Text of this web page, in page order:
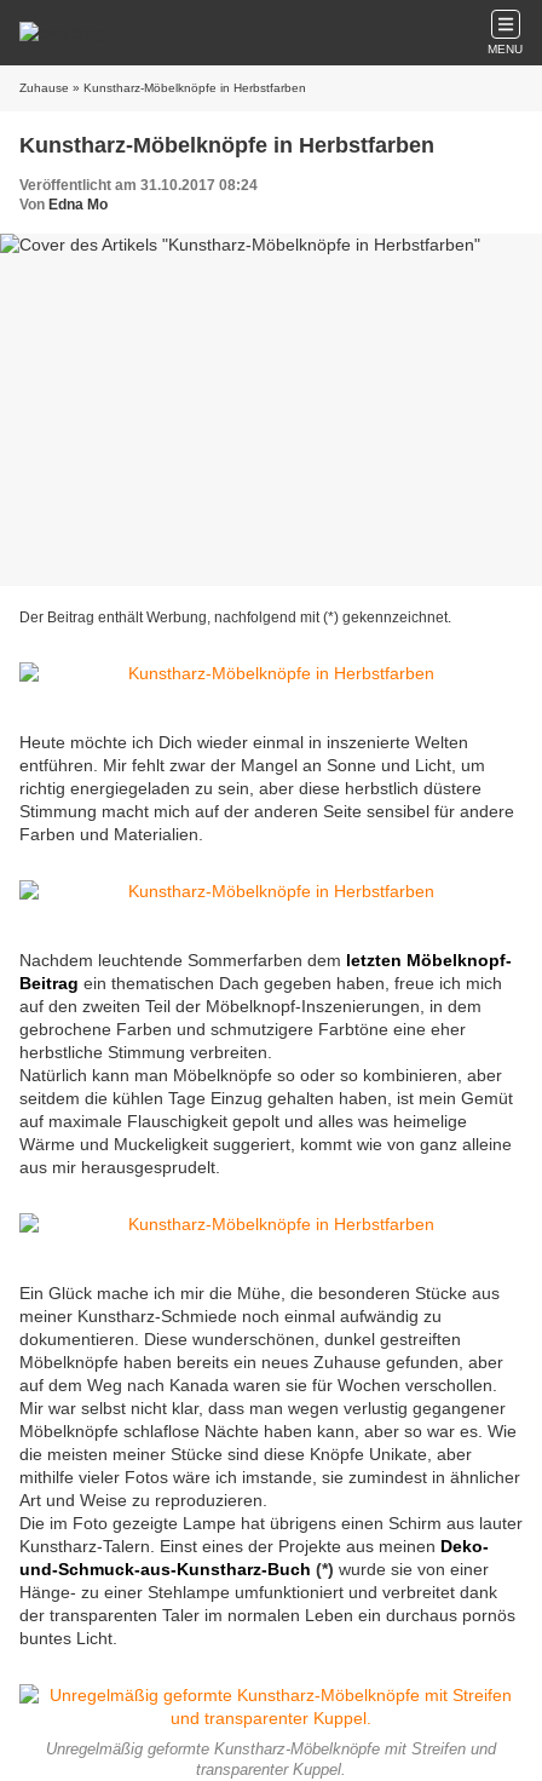
MENU
Zuhause » Kunstharz-Möbelknöpfe in Herbstfarben
Kunstharz-Möbelknöpfe in Herbstfarben
Veröffentlicht am 31.10.2017 08:24
Von Edna Mo
Der Beitrag enthält Werbung, nachfolgend mit (*) gekennzeichnet.
Heute möchte ich Dich wieder einmal in inszenierte Welten
entführen. Mir fehlt zwar der Mangel an Sonne und Licht, um
richtig energiegeladen zu sein, aber diese herbstlich düstere
Stimmung macht mich auf der anderen Seite sensibel für andere
Farben und Materialien.
Nachdem leuchtende Sommerfarben dem letzten Möbelknopf-
Beitrag ein thematischen Dach gegeben haben, freue ich mich
auf den zweiten Teil der Möbelknopf-Inszenierungen, in dem
gebrochene Farben und schmutzigere Farbtöne eine eher
herbstliche Stimmung verbreiten.
Natürlich kann man Möbelknöpfe so oder so kombinieren, aber
seitdem die kühlen Tage Einzug gehalten haben, ist mein Gemüt
auf maximale Flauschigkeit gepolt und alles was heimelige
Wärme und Muckeligkeit suggeriert, kommt wie von ganz alleine
aus mir herausgesprudelt.
Ein Glück mache ich mir die Mühe, die besonderen Stücke aus
meiner Kunstharz-Schmiede noch einmal aufwändig zu
dokumentieren. Diese wunderschönen, dunkel gestreiften
Möbelknöpfe haben bereits ein neues Zuhause gefunden, aber
auf dem Weg nach Kanada waren sie für Wochen verschollen.
Mir war selbst nicht klar, dass man wegen verlustig gegangener
Möbelknöpfe schlaflose Nächte haben kann, aber so war es. Wie
die meisten meiner Stücke sind diese Knöpfe Unikate, aber
mithilfe vieler Fotos wäre ich imstande, sie zumindest in ähnlicher
Art und Weise zu reproduzieren.
Die im Foto gezeigte Lampe hat übrigens einen Schirm aus lauter
Kunstharz-Talern. Einst eines der Projekte aus meinen Deko-
und-Schmuck-aus-Kunstharz-Buch (*) wurde sie von einer
Hänge- zu einer Stehlampe umfunktioniert und verbreitet dank
der transparenten Taler im normalen Leben ein durchaus pornös
buntes Licht.
Unregelmäßig geformte Kunstharz-Möbelknöpfe mit Streifen und
transparenter Kuppel.